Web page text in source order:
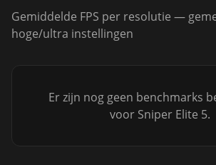
Gemiddelde FPS per resolutie —
hoge/ultra instellingen
Er zijn nog geen benchmarks
voor Sniper Elite 5.